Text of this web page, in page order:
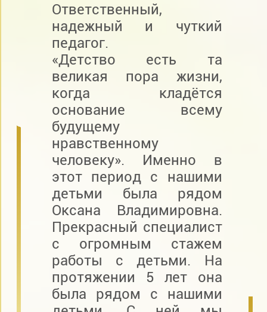
Ответственный,
надежный и чуткий
педагог.
«Детство есть та
великая пора жизни,
когда кладётся
основание всему
будущему
нравственному
человеку». Именно в
этот период с нашими
детьми была рядом
Оксана Владимировна.
Прекрасный специалист
с огромным стажем
работы с детьми. На
протяжении 5 лет она
была рядом с нашими